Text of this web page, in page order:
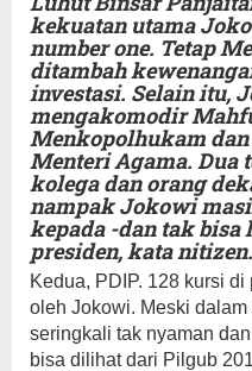
kekuatan utama
number one. Tetap
ditambah
investasi. Selain itu,
mengakomodir
Menkopolhukam
Menteri Agama. Dua
kolega dan orang
nampak Jokowi
kepada -dan tak bisa
presiden, kata nitizen.
Kedua, PDIP. 128 kursi
oleh Jokowi. Meski
seringkali tak nyaman
bisa dilihat dari Pilgub